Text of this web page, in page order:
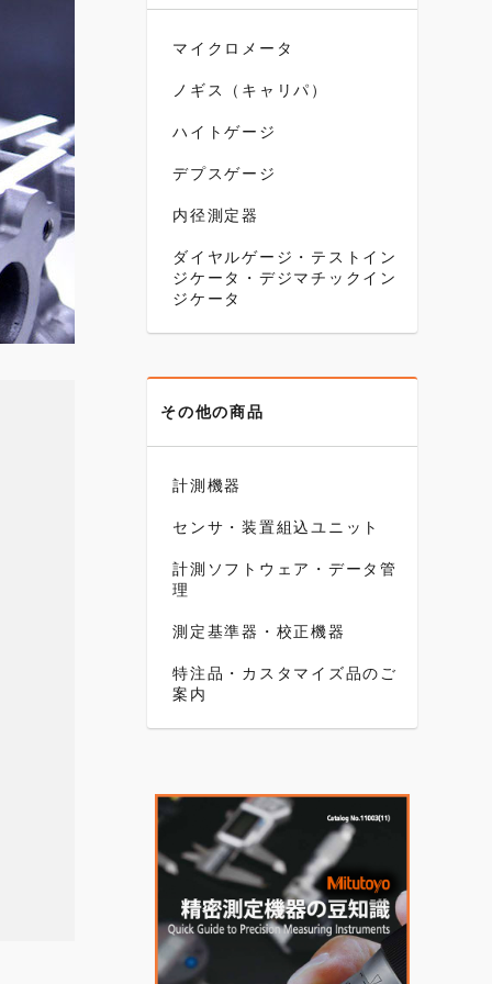
マイクロメータ
ノギス（キャリパ）
ハイトゲージ
デプスゲージ
内径測定器
ダイヤルゲージ・テストイン
ジケータ・デジマチックイン
ジケータ
その他の商品
計測機器
センサ・装置組込ユニット
計測ソフトウェア・データ管
理
測定基準器・校正機器
特注品・カスタマイズ品のご
案内